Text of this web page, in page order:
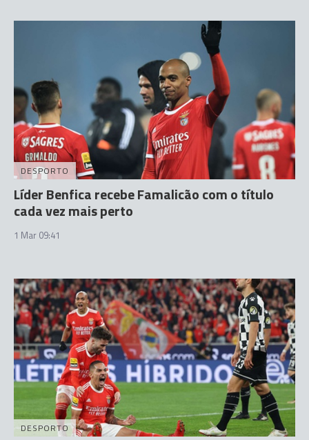
DESPORTO
Líder Benfica recebe Famalicão com o título
cada vez mais perto
1 Mar 09:41
DESPORTO